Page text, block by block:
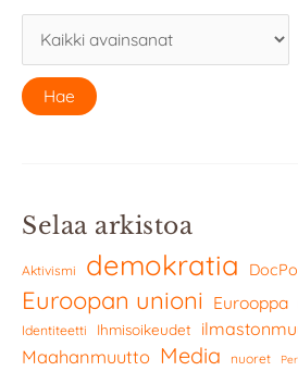
Selaa arkistoa
Aktivismi demokratia
Euroopan unioni Eurooppa
Identiteetti Ihmisoikeudet
Maahanmuutto Media nuoret